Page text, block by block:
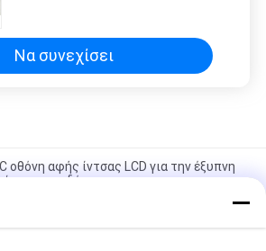
Να συνεχίσει
οθόνη αφής ίντσας LCD για την έξυπνη
οικοδόμησης
αφής ΠΣΤ, IIC διεπαφή 8 ενότητα